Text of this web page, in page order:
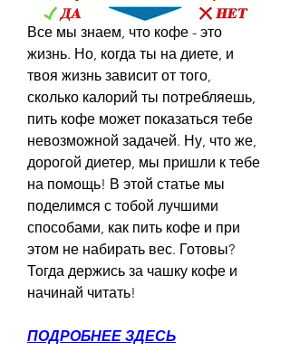
Все мы знаем, что кофе - это
жизнь. Но, когда ты на диете, и
твоя жизнь зависит от того,
сколько калорий ты потребляешь,
пить кофе может показаться тебе
невозможной задачей. Ну, что же,
дорогой диетер, мы пришли к тебе
на помощь! В этой статье мы
поделимся с тобой лучшими
способами, как пить кофе и при
этом не набирать вес. Готовы?
Тогда держись за чашку кофе и
начинай читать!
ПОДРОБНЕЕ ЗДЕСЬ